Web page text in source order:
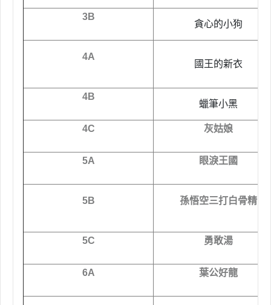
3B
貪心的小狗
4A
國王的新衣
4B
蠟筆小黑
4C 灰姑娘
5A 眼淚王國
5B 孫悟空三打白骨精
5C 勇敢湯
6A 葉公好龍